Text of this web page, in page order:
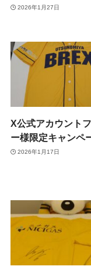
2026年1月27日
X公式アカウント
ー様限定キャンペ
2026年1月17日